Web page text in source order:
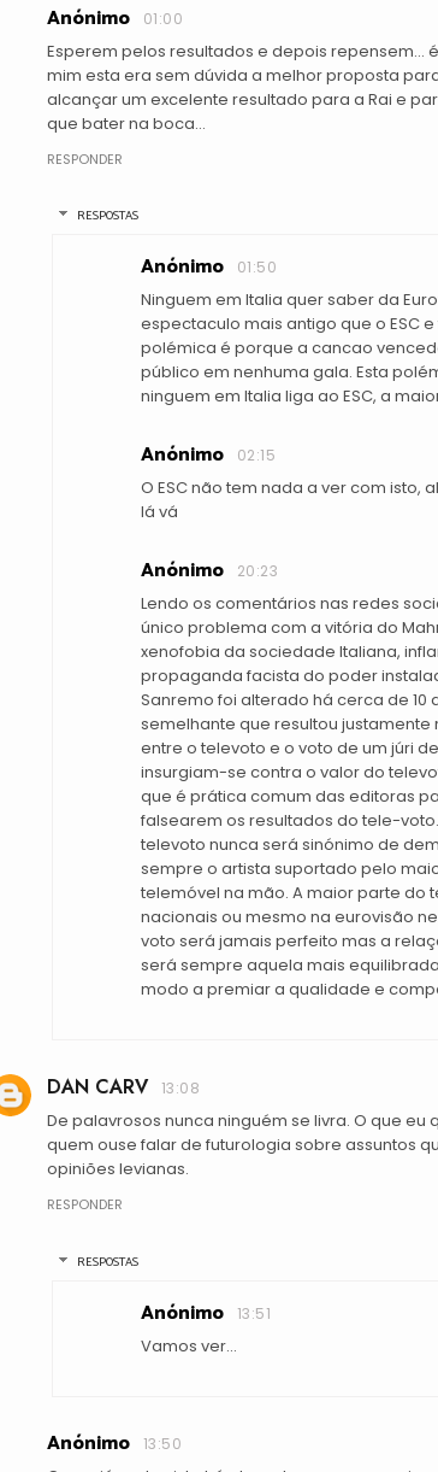
Anónimo 01:00
Esperem pelos resultados e depois repensem...
mim esta era sem dúvida a melhor proposta
alcançar um excelente resultado para a Rai e
que bater na boca...
RESPONDER
RESPOSTAS
Anónimo 01:50
Ninguem em Italia quer saber da
espectaculo mais antigo que o ESC
polémica é porque a cancao
público em nenhuma gala. Esta
ninguem em Italia liga ao ESC, a
Anónimo 02:15
O ESC não tem nada a ver com isto,
lá vá
Anónimo 20:23
Lendo os comentários nas redes
único problema com a vitória do
xenofobia da sociedade Italiana,
propaganda facista do poder
Sanremo foi alterado há cerca de
semelhante que resultou
entre o televoto e o voto de um júri
insurgiam-se contra o valor do
que é prática comum das editoras
falsearem os resultados do tele-
televoto nunca será sinónimo de
sempre o artista suportado pelo
telemóvel na mão. A maior parte do
nacionais ou mesmo na eurovisão
voto será jamais perfeito mas a
será sempre aquela mais
modo a premiar a qualidade e
DAN CARV 13:08
De palavrosos nunca ninguém se livra. O que
quem ouse falar de futurologia sobre assuntos
opiniões levianas.
RESPONDER
RESPOSTAS
Anónimo 13:51
Vamos ver...
Anónimo 13:50